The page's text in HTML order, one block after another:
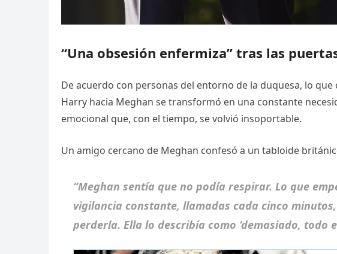
“Una obsesión enfermiza” tras las
De acuerdo con personas del entorno de la duquesa, lo
Harry hacia Meghan se transformó en una constante
emocional que, con el tiempo, se volvió insoportable.
Un amigo cercano de Meghan confesó a un tabloide
“Meghan sentía que no podía respirar. Lo que
vigilancia constante, llamadas cada cinco
perderla. Ella lo describía como ‘demasiado, todo